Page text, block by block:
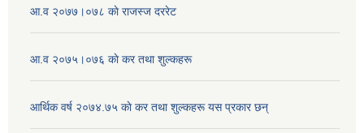
आ‍.व २०७७।०७८ काे राजस्ज दररेट
आ.व २०७५।०७६ काे कर तथा शुल्कहरू
आर्थिक वर्ष २०७४.७५ काे कर तथा शुल्कहरू यस प्रकार छन्